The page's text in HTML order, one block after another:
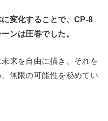
変化することで、CP-8
ンは圧巻でした。
来を自由に描き、それを
無限の可能性を秘めてい